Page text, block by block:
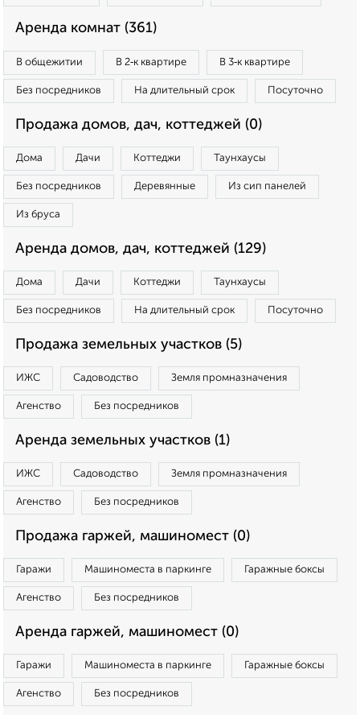
Аренда комнат (361)
В общежитии В 2‑к квартире В 3‑к квартире
Без посредников На длительный срок Посуточно
Продажа домов, дач, коттеджей (0)
Дома Дачи Коттеджи Таунхаусы
Без посредников Деревянные Из сип панелей
Из бруса
Аренда домов, дач, коттеджей (129)
Дома Дачи Коттеджи Таунхаусы
Без посредников На длительный срок Посуточно
Продажа земельных участков (5)
ИЖС Садоводство Земля промназначения
Агенство Без посредников
Аренда земельных участков (1)
ИЖС Садоводство Земля промназначения
Агенство Без посредников
Продажа гаржей, машиномест (0)
Гаражи Машиноместа в паркинге Гаражные боксы
Агенство Без посредников
Аренда гаржей, машиномест (0)
Гаражи Машиноместа в паркинге Гаражные боксы
Агенство Без посредников